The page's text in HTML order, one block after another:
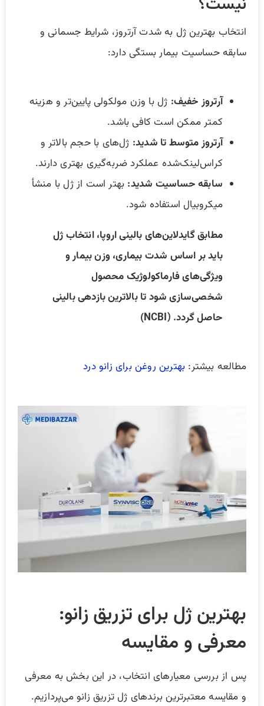
انتخاب بهترین ژل به شدت آرتروز، شرایط جسمانی و
سابقه حساسیت بیمار بستگی دارد:
آرتروز خفیف: ژل با وزن مولکولی پایین‌تر و هزینه
کمتر ممکن است کافی باشد.
آرتروز متوسط تا شدید: ژل‌های با حجم بالاتر و
کراس‌لینک‌شده عملکرد ضربه‌گیری بهتری دارند.
سابقه حساسیت شدید: بهتر است از ژل با منشأ
میکروبیال استفاده شود.
مطابق گایدلاین‌های بالینی اروپا، انتخاب ژل
باید بر اساس شدت بیماری، وزن بیمار و
ویژگی‌های فارماکولوژیک محصول
شخصی‌سازی شود تا بالاترین بازدهی بالینی
حاصل گردد. (NCBI)
مطالعه بیشتر: بهترین روغن برای زانو درد
بهترین ژل برای تزریق زانو:
معرفی و مقایسه
پس از بررسی معیارهای انتخاب، در این بخش به معرفی
و مقایسه معتبرترین برندهای ژل تزریق زانو می‌پردازیم.